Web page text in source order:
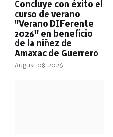
Concluye con éxito el
curso de verano
"Verano DIFerente
2026" en beneficio
de la niñez de
Amaxac de Guerrero
August 08, 2026